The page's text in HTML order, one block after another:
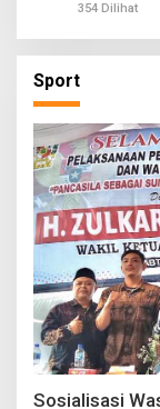
354 Dilihat
Sport
Sosialisasi